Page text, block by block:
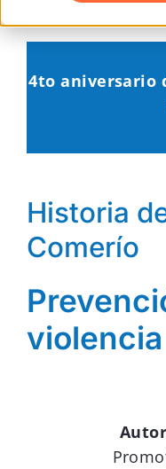
Recursos
Noticias
Contáctanos
Donar
4to aniversario
Historia
Comerío